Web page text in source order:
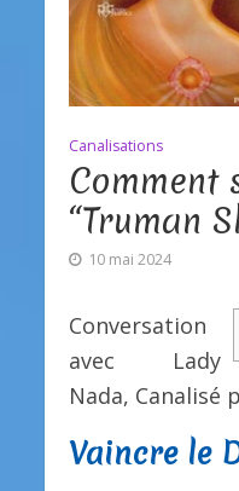
Canalisations
Comment
“Truman
10 mai 2024
Conversation
avec Lady
Nada, Canalisé
Vaincre le